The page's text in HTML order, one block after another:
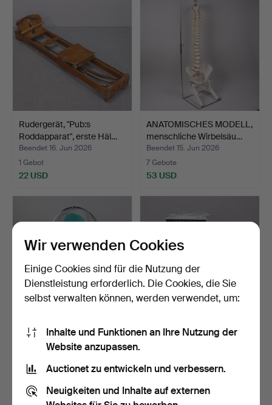
Rudergerät, "Pub:s
Roddapparat", erste Häl…
Beendet 16. Jun 2026
1 Gebot
22 USD
ANATOMISCHES MODELL,
menschliche Wirbelsäu…
Beendet 15. Jun 2026
7 Gebote
53 USD
TISCHVENTILATOR,
Philips, 1980er Jahre.
Beendet 15. Jun 2026
29 Gebote
KLIMAANLAGE, AC, Rusta.
1 Gebot
Wir verwenden Cookies
Einige Cookies sind für die Nutzung der
Dienstleistung erforderlich. Die Cookies, die Sie
selbst verwalten können, werden verwendet, um:
Inhalte und Funktionen an Ihre Nutzung der
Website anzupassen.
Auctionet zu entwickeln und verbessern.
Neuigkeiten und Inhalte auf externen